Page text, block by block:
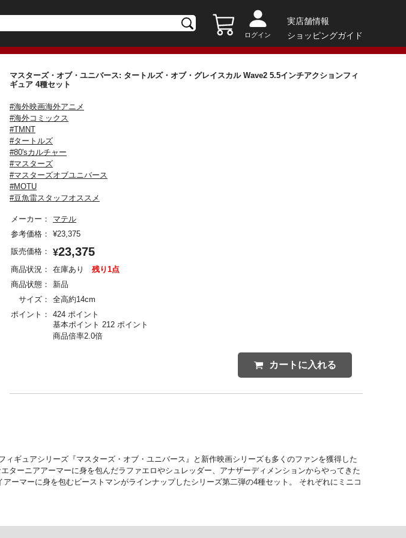
ログイン
実店舗情報
ショッピングガイド
マスターズ・オブ・ユニバース: タートルズ・オブ・グレイスカル Wave2 5.5インチアクションフィ
ギュア 4種セット
#海外映画海外アニメ
#海外コミックス
#TMNT
#タートルズ
#80'sカルチャー
#マスターズ
#マスターズオブユニバース
#MOTU
#豆魚雷スタッフオススメ
メーカー：
マテル
参考価格：
¥23,375
販売価格：
¥23,375
商品状況： 在庫あり
残り1点
商品状態：
新品
サイズ：
全高約14cm
ポイント：
424 ポイント
基本ポイント 212 ポイント
商品倍率2.0倍
カートに入れる
ギュアシリーズ『マスターズ・オブ・ユニバース』と新作映画シリーズも多くのファンを獲得した
ターニアアーマーに身を包んだラファエロやシュレッダー、アナザーディメンションからやってきた
ーマーに身を包むビーストマンがラインナップしたシリーズ第二弾の4種セット。 それぞれにミニコ